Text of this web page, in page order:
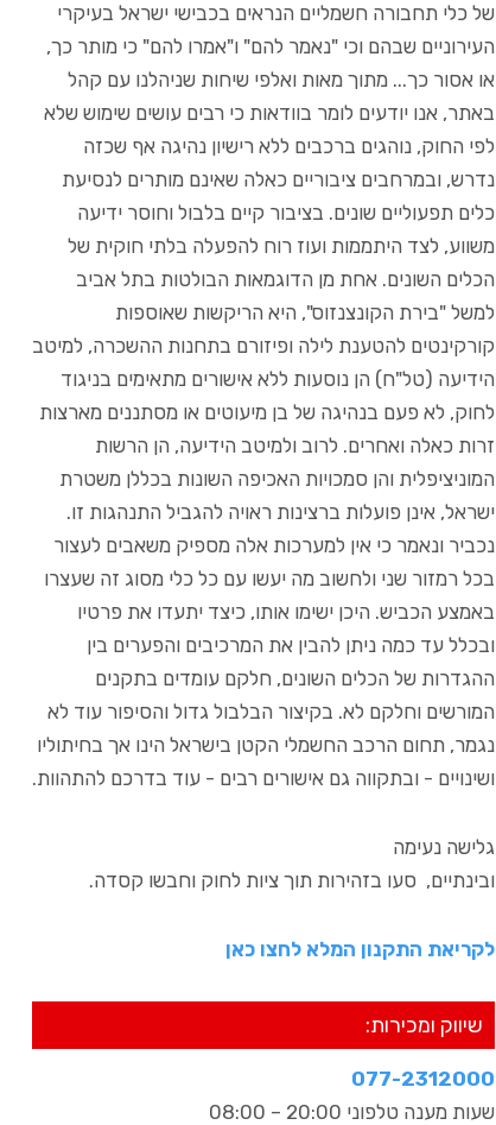
של כלי תחבורה חשמליים הנראים בכבישי ישראל בעיקרי
העירוניים שבהם וכי "נאמר להם" ו"אמרו להם" כי מותר כך,
או אסור כך... מתוך מאות ואלפי שיחות שניהלנו עם קהל
באתר, אנו יודעים לומר בוודאות כי רבים עושים שימוש שלא
לפי החוק, נוהגים ברכבים ללא רישיון נהיגה אף שכזה
נדרש, ובמרחבים ציבוריים כאלה שאינם מותרים לנסיעת
כלים תפעוליים שונים. בציבור קיים בלבול וחוסר ידיעה
משווע, לצד היתממות ועוז רוח להפעלה בלתי חוקית של
הכלים השונים. אחת מן הדוגמאות הבולטות בתל אביב
למשל "בירת הקונצנזוס", היא הריקשות שאוספות
קורקינטים להטענת לילה ופיזורם בתחנות ההשכרה, למיטב
הידיעה (טל"ח) הן נוסעות ללא אישורים מתאימים בניגוד
לחוק, לא פעם בנהיגה של בן מיעוטים או מסתננים מארצות
זרות כאלה ואחרים. לרוב ולמיטב הידיעה, הן הרשות
המוניציפלית והן סמכויות האכיפה השונות בכללן משטרת
ישראל, אינן פועלות ברצינות ראויה להגביל התנהגות זו.
נכביר ונאמר כי אין למערכות אלה מספיק משאבים לעצור
בכל רמזור שני ולחשוב מה יעשו עם כל כלי מסוג זה שעצרו
באמצע הכביש. היכן ישימו אותו, כיצד יתעדו את פרטיו
ובכלל עד כמה ניתן להבין את המרכיבים והפערים בין
ההגדרות של הכלים השונים, חלקם עומדים בתקנים
המורשים וחלקם לא. בקיצור הבלבול גדול והסיפור עוד לא
נגמר, תחום הרכב החשמלי הקטן בישראל הינו אך בחיתוליו
ושינויים - ובתקווה גם אישורים רבים - עוד בדרכם להתהוות.
גלישה נעימה
ובינתיים, סעו בזהירות תוך ציות לחוק וחבשו קסדה.
לקריאת התקנון המלא לחצו כאן
שיווק ומכירות:
077-2312000​
שעות מענה טלפוני 20:00 – 08:00